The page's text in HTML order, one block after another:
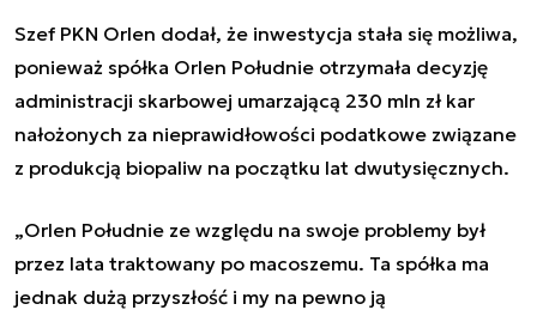
Szef PKN Orlen dodał, że inwestycja stała się możliwa,
ponieważ spółka Orlen Południe otrzymała decyzję
administracji skarbowej umarzającą 230 mln zł kar
nałożonych za nieprawidłowości podatkowe związane
z produkcją biopaliw na początku lat dwutysięcznych.
„Orlen Południe ze względu na swoje problemy był
przez lata traktowany po macoszemu. Ta spółka ma
jednak dużą przyszłość i my na pewno ją